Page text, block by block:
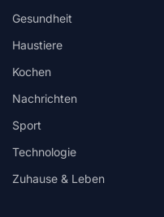
Gesundheit
Haustiere
Kochen
Nachrichten
Sport
Technologie
Zuhause & Leben